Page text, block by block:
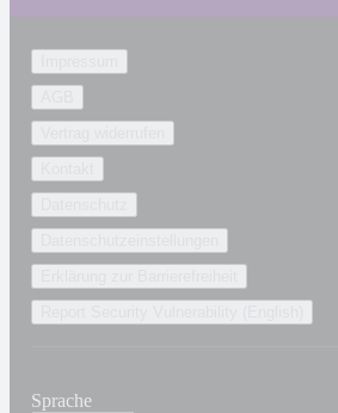
Sprache